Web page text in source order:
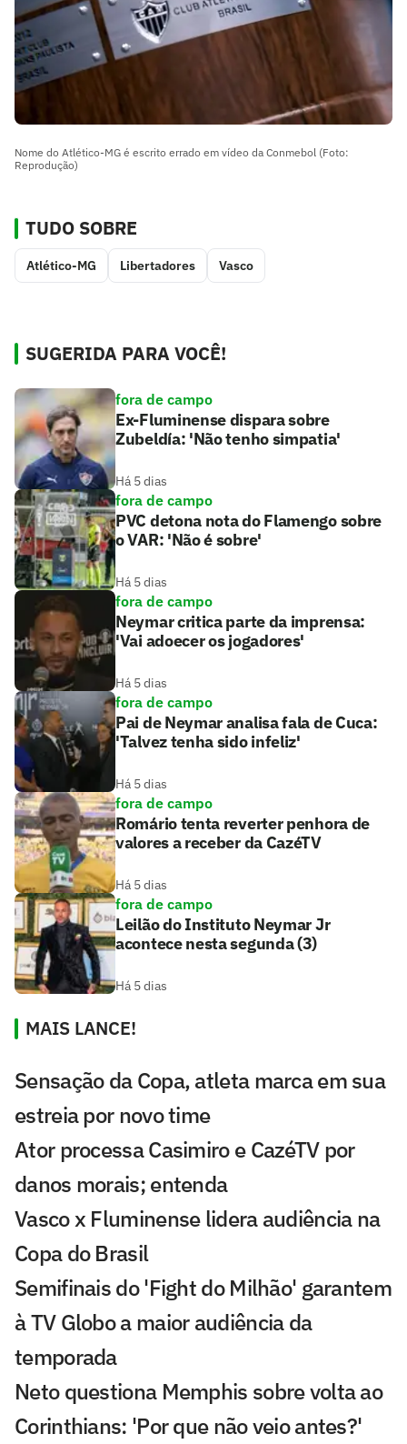
Nome do Atlético-MG é escrito errado em vídeo da Conmebol (Foto:
Reprodução)
TUDO SOBRE
Atlético-MG Libertadores Vasco
SUGERIDA PARA VOCÊ!
fora de campo
Ex-Fluminense dispara sobre
Zubeldía: 'Não tenho simpatia'
Há 5 dias
fora de campo
PVC detona nota do Flamengo sobre
o VAR: 'Não é sobre'
Há 5 dias
fora de campo
Neymar critica parte da imprensa:
'Vai adoecer os jogadores'
Há 5 dias
fora de campo
Pai de Neymar analisa fala de Cuca:
'Talvez tenha sido infeliz'
Há 5 dias
fora de campo
Romário tenta reverter penhora de
valores a receber da CazéTV
Há 5 dias
fora de campo
Leilão do Instituto Neymar Jr
acontece nesta segunda (3)
Há 5 dias
MAIS LANCE!
Sensação da Copa, atleta marca em sua
estreia por novo time
Ator processa Casimiro e CazéTV por
danos morais; entenda
Vasco x Fluminense lidera audiência na
Copa do Brasil
Semifinais do 'Fight do Milhão' garantem
à TV Globo a maior audiência da
temporada
Neto questiona Memphis sobre volta ao
Corinthians: 'Por que não veio antes?'